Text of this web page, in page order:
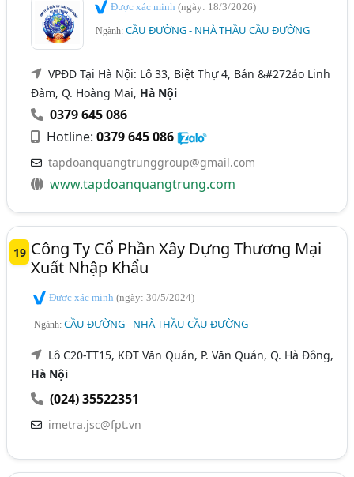
Được xác minh(ngày: 18/3/2026)
Ngành:CẦU ĐƯỜNG - NHÀ THẦU CẦU ĐƯỜNG
VPĐD Tại Hà Nội: Lô 33, Biệt Thự 4, Bán &#272ảo Linh
Đàm, Q. Hoàng Mai, Hà Nội
0379 645 086
Hotline:0379 645 086
tapdoanquangtrunggroup@gmail.com
www.tapdoanquangtrung.com
19 Công Ty Cổ Phần Xây Dựng Thương Mại
Xuất Nhập Khẩu
Được xác minh(ngày: 30/5/2024)
Ngành:CẦU ĐƯỜNG - NHÀ THẦU CẦU ĐƯỜNG
Lô C20-TT15, KĐT Văn Quán, P. Văn Quán, Q. Hà Đông,
Hà Nội
(024) 35522351
imetra.jsc@fpt.vn